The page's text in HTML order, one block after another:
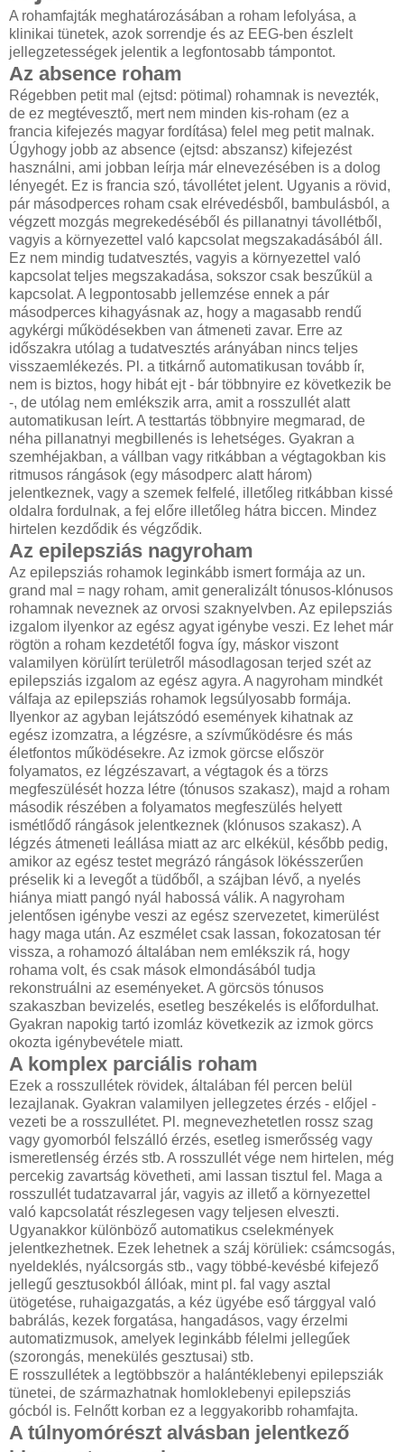
A rohamfajták meghatározásában a roham lefolyása, a
klinikai tünetek, azok sorrendje és az EEG-ben észlelt
jellegzetességek jelentik a legfontosabb támpontot.
Az absence roham
Régebben petit mal (ejtsd: pötimal) rohamnak is nevezték,
de ez megtévesztő, mert nem minden kis-roham (ez a
francia kifejezés magyar fordítása) felel meg petit malnak.
Úgyhogy jobb az absence (ejtsd: abszansz) kifejezést
használni, ami jobban leírja már elnevezésében is a dolog
lényegét. Ez is francia szó, távollétet jelent. Ugyanis a rövid,
pár másodperces roham csak elrévedésből, bambulásból, a
végzett mozgás megrekedéséből és pillanatnyi távollétből,
vagyis a környezettel való kapcsolat megszakadásából áll.
Ez nem mindig tudatvesztés, vagyis a környezettel való
kapcsolat teljes megszakadása, sokszor csak beszűkül a
kapcsolat. A legpontosabb jellemzése ennek a pár
másodperces kihagyásnak az, hogy a magasabb rendű
agykérgi működésekben van átmeneti zavar. Erre az
időszakra utólag a tudatvesztés arányában nincs teljes
visszaemlékezés. Pl. a titkárnő automatikusan tovább ír,
nem is biztos, hogy hibát ejt - bár többnyire ez következik be
-, de utólag nem emlékszik arra, amit a rosszullét alatt
automatikusan leírt. A testtartás többnyire megmarad, de
néha pillanatnyi megbillenés is lehetséges. Gyakran a
szemhéjakban, a vállban vagy ritkábban a végtagokban kis
ritmusos rángások (egy másodperc alatt három)
jelentkeznek, vagy a szemek felfelé, illetőleg ritkábban kissé
oldalra fordulnak, a fej előre illetőleg hátra biccen. Mindez
hirtelen kezdődik és végződik.
Az epilepsziás nagyroham
Az epilepsziás rohamok leginkább ismert formája az un.
grand mal = nagy roham, amit generalizált tónusos-klónusos
rohamnak neveznek az orvosi szaknyelvben. Az epilepsziás
izgalom ilyenkor az egész agyat igénybe veszi. Ez lehet már
rögtön a roham kezdetétől fogva így, máskor viszont
valamilyen körülírt területről másodlagosan terjed szét az
epilepsziás izgalom az egész agyra. A nagyroham mindkét
válfaja az epilepsziás rohamok legsúlyosabb formája.
Ilyenkor az agyban lejátszódó események kihatnak az
egész izomzatra, a légzésre, a szívműködésre és más
életfontos működésekre. Az izmok görcse először
folyamatos, ez légzészavart, a végtagok és a törzs
megfeszülését hozza létre (tónusos szakasz), majd a roham
második részében a folyamatos megfeszülés helyett
ismétlődő rángások jelentkeznek (klónusos szakasz). A
légzés átmeneti leállása miatt az arc elkékül, később pedig,
amikor az egész testet megrázó rángások lökésszerűen
préselik ki a levegőt a tüdőből, a szájban lévő, a nyelés
hiánya miatt pangó nyál habossá válik. A nagyroham
jelentősen igénybe veszi az egész szervezetet, kimerülést
hagy maga után. Az eszmélet csak lassan, fokozatosan tér
vissza, a rohamozó általában nem emlékszik rá, hogy
rohama volt, és csak mások elmondásából tudja
rekonstruálni az eseményeket. A görcsös tónusos
szakaszban bevizelés, esetleg beszékelés is előfordulhat.
Gyakran napokig tartó izomláz következik az izmok görcs
okozta igénybevétele miatt.
A komplex parciális roham
Ezek a rosszullétek rövidek, általában fél percen belül
lezajlanak. Gyakran valamilyen jellegzetes érzés - előjel -
vezeti be a rosszullétet. Pl. megnevezhetetlen rossz szag
vagy gyomorból felszálló érzés, esetleg ismerősség vagy
ismeretlenség érzés stb. A rosszullét vége nem hirtelen, még
percekig zavartság követheti, ami lassan tisztul fel. Maga a
rosszullét tudatzavarral jár, vagyis az illető a környezettel
való kapcsolatát részlegesen vagy teljesen elveszti.
Ugyanakkor különböző automatikus cselekmények
jelentkezhetnek. Ezek lehetnek a száj körüliek: csámcsogás,
nyeldeklés, nyálcsorgás stb., vagy többé-kevésbé kifejező
jellegű gesztusokból állóak, mint pl. fal vagy asztal
ütögetése, ruhaigazgatás, a kéz ügyébe eső tárggyal való
babrálás, kezek forgatása, hangadásos, vagy érzelmi
automatizmusok, amelyek leginkább félelmi jellegűek
(szorongás, menekülés gesztusai) stb.
E rosszullétek a legtöbbször a halántéklebenyi epilepsziák
tünetei, de származhatnak homloklebenyi epilepsziás
gócból is. Felnőtt korban ez a leggyakoribb rohamfajta.
A túlnyomórészt alvásban jelentkező